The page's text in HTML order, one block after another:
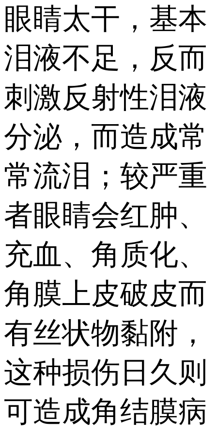
眼睛太干，基本
泪液不足，反而
刺激反射性泪液
分泌，而造成常
常流泪；较严重
者眼睛会红肿、
充血、角质化、
角膜上皮破皮而
有丝状物黏附，
这种损伤日久则
可造成角结膜病